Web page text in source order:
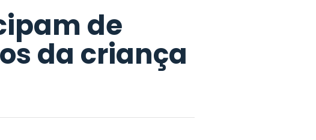
de
da criança